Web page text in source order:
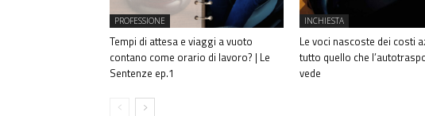
PROFESSIONE
Tempi di attesa e viaggi a vuoto
contano come orario di lavoro? | Le
Sentenze ep.1
INCHIESTA
Le voci nascoste dei costi
tutto quello che
vede